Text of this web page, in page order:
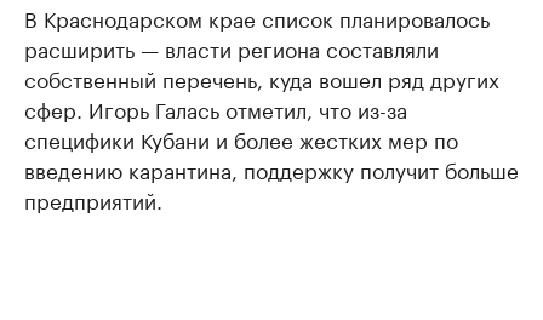
В Краснодарском крае список планировалось
расширить — власти региона составляли
собственный перечень, куда вошел ряд других
сфер. Игорь Галась отметил, что из-за
специфики Кубани и более жестких мер по
введению карантина, поддержку получит больше
предприятий.